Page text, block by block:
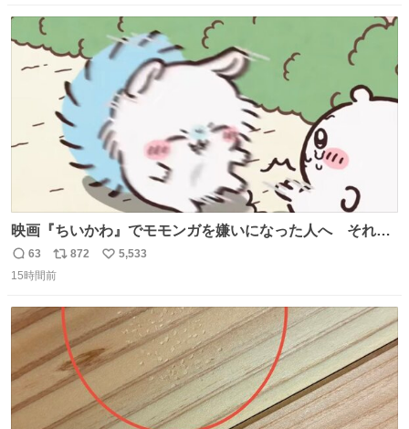
装ダメージ、ABSセンサ断線、ブレーキホースも傷入っち
ゃってます…
数
映画『ちいかわ』でモモンガを嫌いになった人へ それで
も愛される理由と可能性 kai-you.net/article/96186 『映画
ちいかわ 人魚の島のひみつ』を3回観て、原作も追ってい
す。ちいかわ初心者向けです🖊
返
信
63
リ
ポ
ト
数
872
い
数
5,533
15時間前